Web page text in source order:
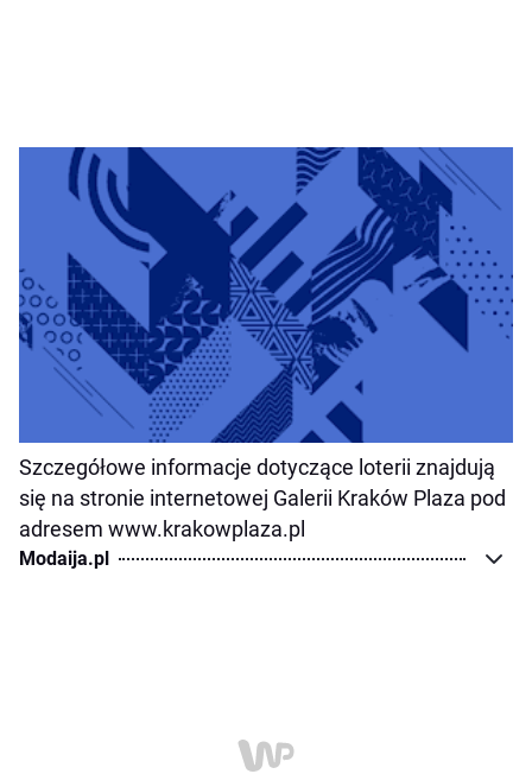
Szczegółowe informacje dotyczące loterii znajdują
się na stronie internetowej Galerii Kraków Plaza pod
adresem www.krakowplaza.pl
Modaija.pl